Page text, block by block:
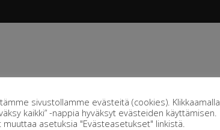
2SN- DH 222
sivustollamme evästeitä (cookies). Klikkaamalla
kaikki” -nappia hyväksyt evästeiden käyttämisen.
muuttaa asetuksia "Evästeasetukset" linkistä.